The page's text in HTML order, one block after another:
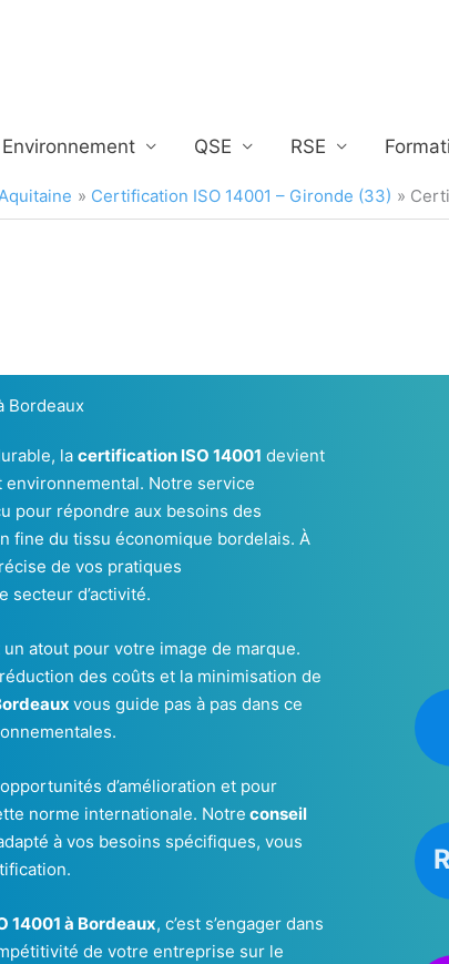
Environnement QSE RSE
Certification ISO 14001 – Gironde (33)
Bordeaux
la certification ISO 14001 devient
Notre service
pour répondre aux besoins des
fine du tissu économique bordelais. À
de vos pratiques
secteur d’activité.
un atout pour votre image de marque.
des coûts et la minimisation de
vous guide pas à pas dans ce
d’amélioration et pour
norme internationale. Notre conseil
à vos besoins spécifiques, vous
14001 à Bordeaux, c’est s’engager dans
de votre entreprise sur le